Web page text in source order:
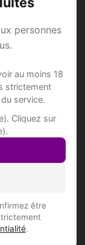
personnes
au moins 18
strictement
service.
Cliquez sur
être
.